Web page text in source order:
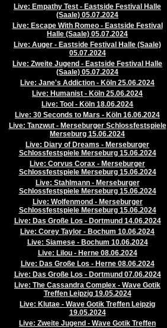
Live: Empathy Test - Eastside Festival Halle
(Saale) 05.07.2024
Live: Escape With Romeo - Eastside Festival
Halle (Saale) 05.07.2024
Live: Auger - Eastside Festival Halle (Saale)
05.07.2024
Live: Zweite Jugend - Eastside Festival Halle
(Saale) 05.07.2024
Live: Jane's Addiction - Köln 25.06.2024
Live: Humanist - Köln 25.06.2024
Live: Tool - Köln 18.06.2024
Live: 30 Seconds to Mars - Köln 16.06.2024
Live: Tanzwut - Merseburger Schlossfestspiele
Merseburg 15.06.2024
Live: Diary of Dreams - Merseburger
Schlossfestspiele Merseburg 15.06.2024
Live: Corvus Corax - Merseburger
Schlossfestspiele Merseburg 15.06.2024
Live: Stahlmann - Merseburger
Schlossfestspiele Merseburg 15.06.2024
Live: Wolfenmond - Merseburger
Schlossfestspiele Merseburg 15.06.2024
Live: Das Große Los - Dortmund 14.06.2024
Live: Corey Taylor - Bochum 10.06.2024
Live: Siamese - Bochum 10.06.2024
Live: Lilou - Herne 08.06.2024
Live: Das Große Los - Herne 08.06.2024
Live: Das Große Los - Dortmund 07.06.2024
Live: The Cassandra Complex - Wave Gotik
Treffen Leipzig 19.05.2024
Live: Klutae - Wave Gotik Treffen Leipzig
19.05.2024
Live: Zweite Jugend - Wave Gotik Treffen